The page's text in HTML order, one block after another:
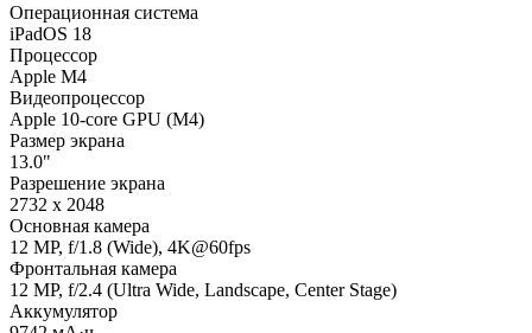
Операционная система
iPadOS 18
Процессор
Apple M4
Видеопроцессор
Apple 10-core GPU (M4)
Размер экрана
13.0"
Разрешение экрана
2732 x 2048
Основная камера
12 MP, f/1.8 (Wide), 4K@60fps
Фронтальная камера
12 MP, f/2.4 (Ultra Wide, Landscape, Center Stage)
Аккумулятор